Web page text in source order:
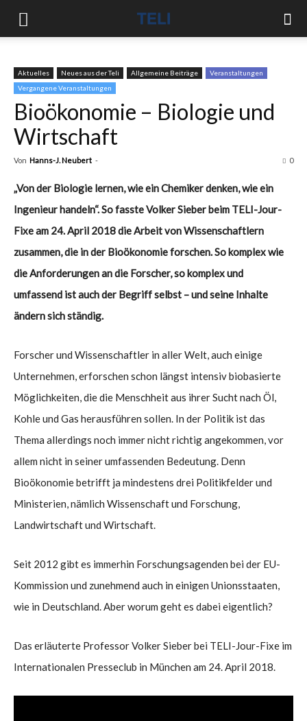
Aktuelles Neues aus der Teli Allgemeine Beiträge
Veranstaltungen
Vergangene Veranstaltungen
Bioökonomie – Biologie und
Wirtschaft
Von Hanns-J. Neubert - 0
„Von der Biologie lernen, wie ein Chemiker denken, wie ein
Ingenieur handeln“. So fasste Volker Sieber beim TELI-Jour-
Fixe am 24. April 2018 die Arbeit von Wissenschaftlern
zusammen, die in der Bioökonomie forschen. So komplex wie
die Anforderungen an die Forscher, so komplex und
umfassend ist auch der Begriff selbst – und seine Inhalte
ändern sich ständig.
Forscher und Wissenschaftler in aller Welt, auch einige
Unternehmen, erforschen schon längst intensiv biobasierte
Möglichkeiten, die die Menschheit aus ihrer Sucht nach Öl,
Kohle und Gas herausführen sollen. In der Politik ist das
Thema allerdings noch immer nicht richtig angekommen, vor
allem nicht in seiner umfassenden Bedeutung. Denn
Bioökonomie betrifft ja mindestens drei Politikfelder und
Ministerien, nämlich Wissenschaft und Forschung,
Landwirtschaft und Wirtschaft.
Seit 2012 gibt es immerhin Forschungsagenden bei der EU-
Kommission und zunehmend auch in einigen Unionsstaaten,
wie in Deutschland. Aber worum geht es dabei eigentlich?
Das erläuterte Professor Volker Sieber bei TELI-Jour-Fixe im
Internationalen Presseclub in München am 24. April 2018.